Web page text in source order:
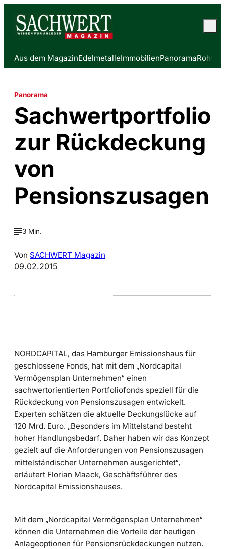
Aus dem MagazinEdelmetalleImmobilienPanorama
Panorama
Sachwertportfolio
zur Rückdeckung
von
Pensionszusagen
3 Min.
Von SACHWERT Magazin
09.02.2015
NORDCAPITAL, das Hamburger Emissionshaus für
geschlossene Fonds, hat mit dem „Nordcapital
Vermögensplan Unternehmen“ einen
sachwertorientierten Portfoliofonds speziell für die
Rückdeckung von Pensionszusagen entwickelt.
Experten schätzen die aktuelle Deckungslücke auf
120 Mrd. Euro. „Besonders im Mittelstand besteht
hoher Handlungsbedarf. Daher haben wir das Konzept
gezielt auf die Anforderungen von Pensionszusagen
mittelständischer Unternehmen ausgerichtet“,
erläutert Florian Maack, Geschäftsführer des
Nordcapital Emissionshauses.
Mit dem „Nordcapital Vermögensplan Unternehmen“
können die Unternehmen die Vorteile der heutigen
Anlageoptionen für Pensionsrückdeckungen nutzen.